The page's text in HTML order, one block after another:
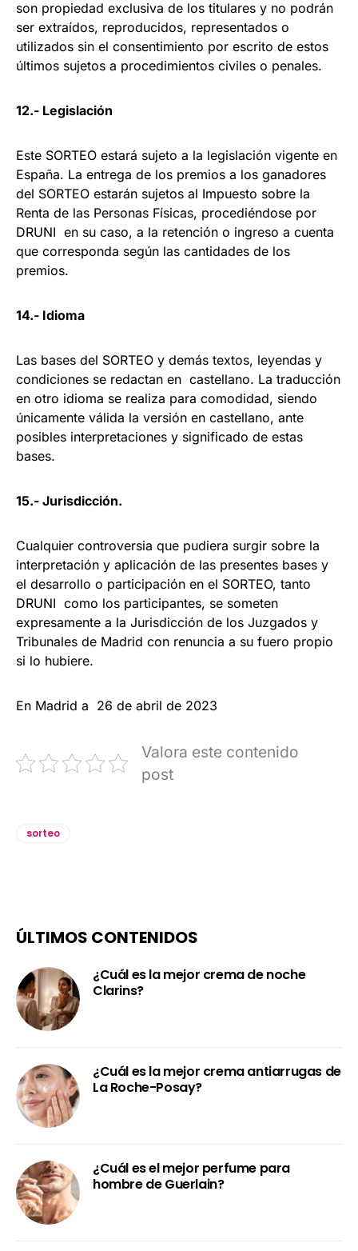
son propiedad exclusiva de los titulares y no podrán
ser extraídos, reproducidos, representados o
utilizados sin el consentimiento por escrito de estos
últimos sujetos a procedimientos civiles o penales.
12.- Legislación
Este SORTEO estará sujeto a la legislación vigente en
España. La entrega de los premios a los ganadores
del SORTEO estarán sujetos al Impuesto sobre la
Renta de las Personas Físicas, procediéndose por
DRUNI en su caso, a la retención o ingreso a cuenta
que corresponda según las cantidades de los
premios.
14.- Idioma
Las bases del SORTEO y demás textos, leyendas y
condiciones se redactan en castellano. La traducción
en otro idioma se realiza para comodidad, siendo
únicamente válida la versión en castellano, ante
posibles interpretaciones y significado de estas
bases.
15.- Jurisdicción.
Cualquier controversia que pudiera surgir sobre la
interpretación y aplicación de las presentes bases y
el desarrollo o participación en el SORTEO, tanto
DRUNI como los participantes, se someten
expresamente a la Jurisdicción de los Juzgados y
Tribunales de Madrid con renuncia a su fuero propio
si lo hubiere.
En Madrid a 26 de abril de 2023
Valora este contenido
post
sorteo
ÚLTIMOS CONTENIDOS
¿Cuál es la mejor crema de noche
Clarins?
¿Cuál es la mejor crema antiarrugas de
La Roche-Posay?
¿Cuál es el mejor perfume para
hombre de Guerlain?